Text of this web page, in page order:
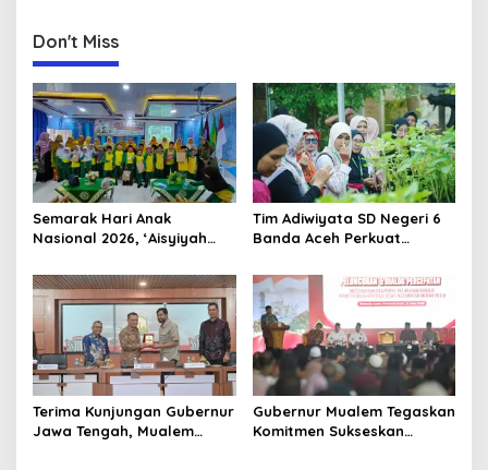
Don't Miss
Semarak Hari Anak
Nasional 2026, ‘Aisyiyah
Perlombaan Kreatif di
Universitas Ahmad Dahlan
Aceh
Tim Adiwiyata SD Negeri 6
Banda Aceh Perkuat
Kunjungan Lapangan “FOLU
Goes to School”
Terima Kunjungan Gubernur
Jawa Tengah, Mualem
Gubernur Mualem Tegaskan
Komitmen Sukseskan